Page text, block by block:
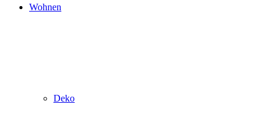
Wohnen
Deko